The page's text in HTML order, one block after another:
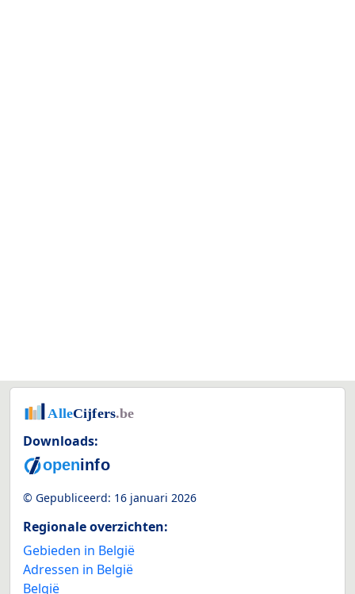
Downloads:
© Gepubliceerd: 16 januari 2026
Regionale overzichten:
Gebieden in België
Adressen in België
België